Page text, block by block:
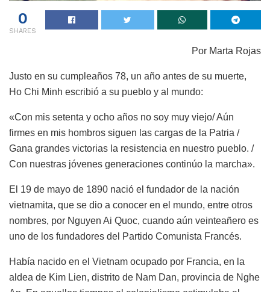
0
SHARES
Por Marta Rojas
Justo en su cumpleaños 78, un año antes de su muerte,
Ho Chi Minh escribió a su pueblo y al mundo:
«Con mis setenta y ocho años no soy muy viejo/ Aún
firmes en mis hombros siguen las cargas de la Patria /
Gana grandes victorias la resistencia en nuestro pueblo. /
Con nuestras jóvenes generaciones continúo la marcha».
El 19 de mayo de 1890 nació el fundador de la nación
vietnamita, que se dio a conocer en el mundo, entre otros
nombres, por Nguyen Ai Quoc, cuando aún veinteañero es
uno de los fundadores del Partido Comunista Francés.
Había nacido en el Vietnam ocupado por Francia, en la
aldea de Kim Lien, distrito de Nam Dan, provincia de Nghe